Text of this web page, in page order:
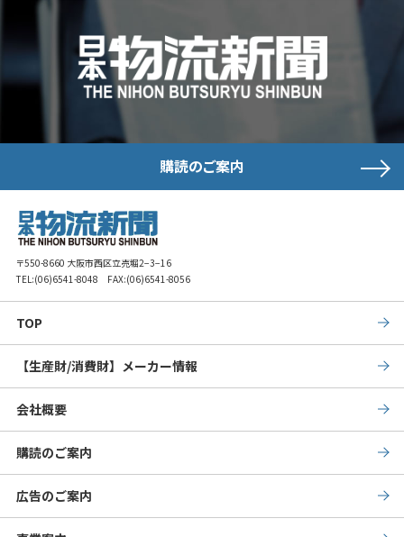
購読のご案内
〒550-8660 大阪市西区立売堀2−3−16
TEL:(06)6541-8048 FAX:(06)6541-8056
TOP
【生産財/消費財】メーカー情報
会社概要
購読のご案内
広告のご案内